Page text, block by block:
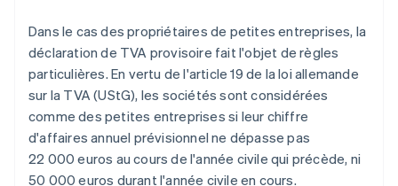
Dans le cas des propriétaires de petites entreprises, la
déclaration de TVA provisoire fait l'objet de règles
particulières. En vertu de l'article 19 de la loi allemande
sur la TVA (UStG), les sociétés sont considérées
comme des petites entreprises si leur chiffre
d'affaires annuel prévisionnel ne dépasse pas
22 000 euros au cours de l'année civile qui précède, ni
50 000 euros durant l'année civile en cours.